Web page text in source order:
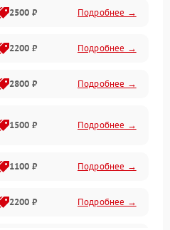
2500 ₽ Подробнее →
2200 ₽ Подробнее →
2800 ₽ Подробнее →
1500 ₽ Подробнее →
1100 ₽ Подробнее →
2200 ₽ Подробнее →